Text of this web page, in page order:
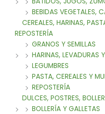
BEBIDAS VEGETALES,
CEREALES, HARINAS,
REPOSTERÍA
GRANOS Y SEMILLAS
HARINAS, LEVADURAS
LEGUMBRES
PASTA, CEREALES Y
REPOSTERÍA
DULCES, POSTRES,
BOLLERÍA Y GALLETAS